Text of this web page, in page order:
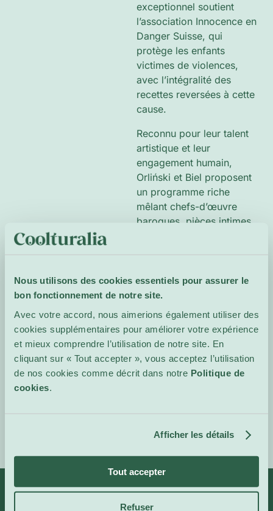
Nous utilisons des cookies essentiels pour assurer le
bon fonctionnement de notre site.
Avec votre accord, nous aimerions également utiliser des
cookies supplémentaires pour améliorer votre expérience
et mieux comprendre l’utilisation de notre site. En
cliquant sur « Tout accepter », vous acceptez l’utilisation
de nos cookies comme décrit dans notre Politique de
cookies
Afficher les détails
Tout accepter
Refuser
exceptionnel soutient
l’association Innocence en
Danger Suisse, qui
protège les enfants
victimes de violences,
avec l’intégralité des
recettes reversées à cette
cause.
Reconnu pour leur talent
artistique et leur
engagement humain,
Orliński et Biel proposent
un programme riche
mêlant chefs-d’œuvre
baroques, pièces intimes
émouvante et un appel à
la solidarité, faisant de la
musique un acte fort au
service de ceux dont la
voix se fait trop rarement